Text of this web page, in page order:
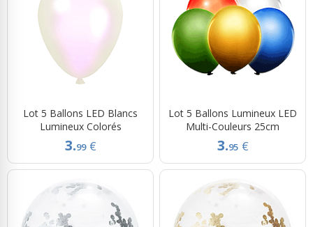
Lot 5 Ballons LED Blancs
Lumineux Colorés
3.99 €
Lot 5 Ballons Lumineux LED
Multi-Couleurs 25cm
3.95 €